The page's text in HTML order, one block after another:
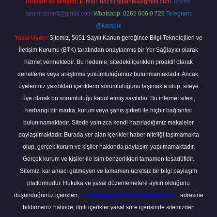
Reklam ve İletişim: E-mail: backlinkpaneli@gmail.com Teams:
forumhizmeti@gmail.com Whatsapp: 0262 606 0 726 Telegram:
@karabul
Yasal Uyarı: Sitemiz, 5651 Sayılı Kanun gereğince Bilgi Teknolojileri ve
İletişim Kurumu (BTK) tarafından onaylanmış bir Yer Sağlayıcı olarak
hizmet vermektedir. Bu nedenle, sitedeki içerikleri proaktif olarak
denetleme veya araştırma yükümlülüğümüz bulunmamaktadır. Ancak,
üyelerimiz yazdıkları içeriklerin sorumluluğunu taşımakta olup, siteye
üye olarak bu sorumluluğu kabul etmiş sayılırlar. Bu internet sitesi,
herhangi bir marka, kurum veya şahıs şirketi ile hiçbir bağlantısı
bulunmamaktadır. Sitede yalnızca kendi hazırladığımız makaleler
paylaşılmaktadır. Burada yer alan içerikler haber niteliği taşımamakta
olup, gerçek kurum ve kişiler hakkında paylaşım yapılmamaktadır.
Gerçek kurum ve kişiler ile isim benzerlikleri tamamen tesadüfidir.
Sitemiz, kar amacı gütmeyen ve tamamen ücretsiz bir bilgi paylaşım
platformudur. Hukuka ve yasal düzenlemelere aykırı olduğunu
düşündüğünüz içerikleri,
backlinkpanelicomtr@gmail.com
adresine
bildirmeniz halinde, ilgili içerikler yasal süre içerisinde sitemizden